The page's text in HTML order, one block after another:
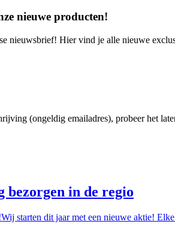
nieuwe producten!
nieuwsbrief! Hier vind je alle nieuwe
(ongeldig emailadres), probeer het
bezorgen in de regio
starten dit jaar met een nieuwe aktie!